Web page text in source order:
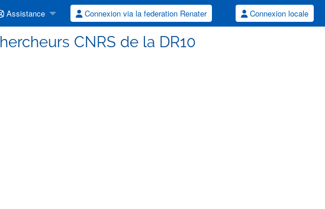
Assistance Connexion via la federation Renater Connexion locale
CNRS de la DR10